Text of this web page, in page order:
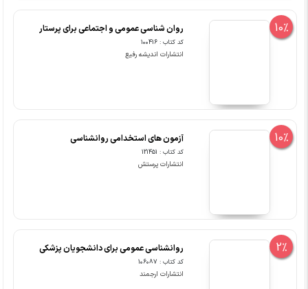
10% روان شناسی عمومی و اجتماعی برای پرستار
کد کتاب : 100416
انتشارات اندیشه رفیع
10% آزمون های استخدامی روانشناسی
کد کتاب : 121451
انتشارات پرستش
2% روانشناسی عمومی برای دانشجویان پزشکی
کد کتاب : 106087
انتشارات ارجمند